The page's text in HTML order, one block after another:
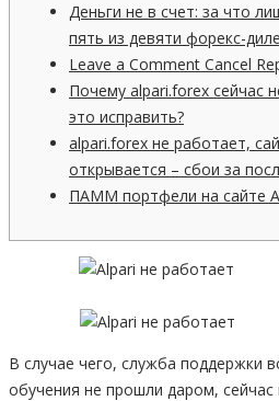
Деньги не в счет: за что
пять из девяти форекс-
Leave a Comment Cancel
Почему alpari.forex сейчас
это исправить?
alpari.forex не работает,
открывается – сбои за
ПАММ портфели на сайте
В случае чего, служба поддержки
обучения не прошли даром, сейчас